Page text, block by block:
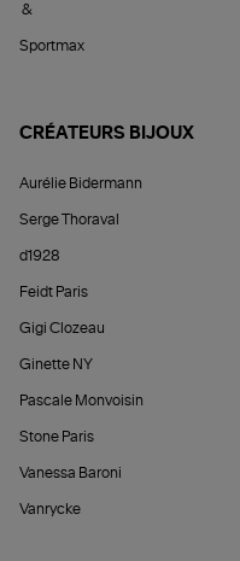
&
Sportmax
CRÉATEURS BIJOUX
Aurélie Bidermann
Serge Thoraval
d1928
Feidt Paris
Gigi Clozeau
Ginette NY
Pascale Monvoisin
Stone Paris
Vanessa Baroni
Vanrycke